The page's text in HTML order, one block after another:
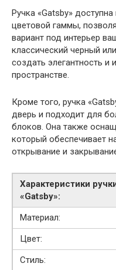
Ручка «Gatsby»
цветовой гаммы,
вариант под интерьер
классический черный
создать элегантность и
пространстве.
Кроме того, ручка
дверь и подходит для
блоков. Она также
который обеспечивает
открывание и
Характеристики
«Gatsby»:
Материал:
Цвет:
Стиль: